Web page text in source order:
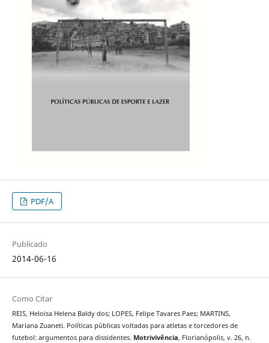
PDF/A
Publicado
2014-06-16
Como Citar
REIS, Heloisa Helena Baldy dos; LOPES, Felipe Tavares Paes; MARTINS,
Mariana Zuaneti. Políticas públicas voltadas para atletas e torcedores de
futebol: argumentos para dissidentes. Motrivivência, Florianópolis, v. 26, n.